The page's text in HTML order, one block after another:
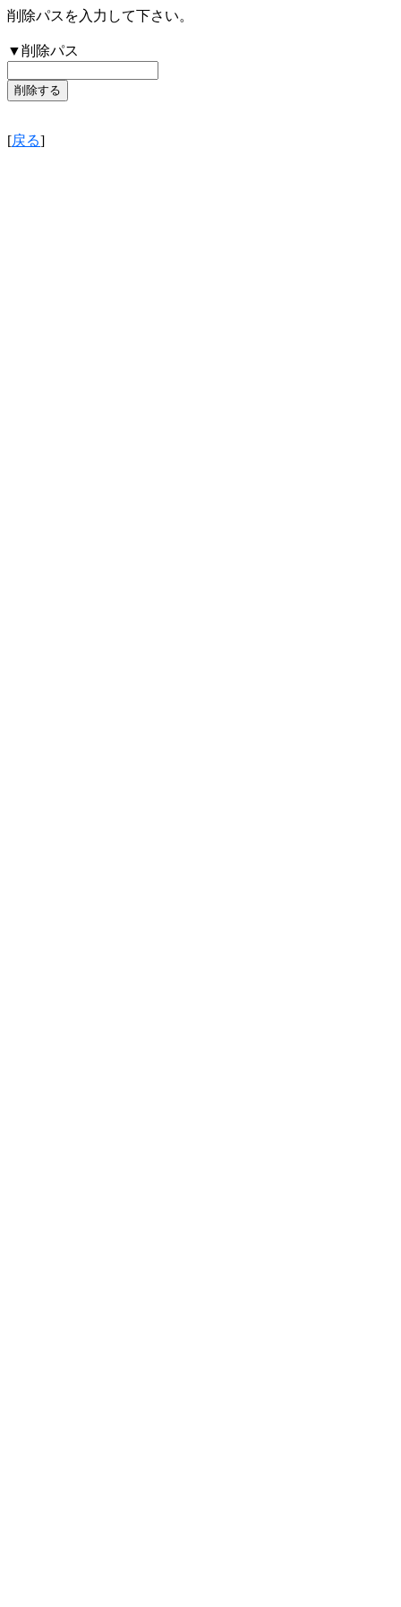
削除パスを入力して下さい。
▼削除パス
[戻る]